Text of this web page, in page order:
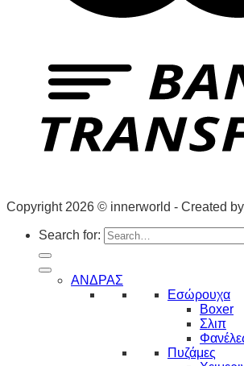
Copyright 2026 © innerworld - Created by
Search for:
ΑΝΔΡΑΣ
Εσώρουχα
Boxer
Σλιπ
Πυζάμες